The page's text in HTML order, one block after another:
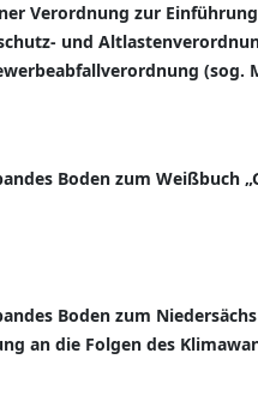
Verordnung zur
und
(sog.
Boden zum Weißbuch
Boden zum
an die Folgen des